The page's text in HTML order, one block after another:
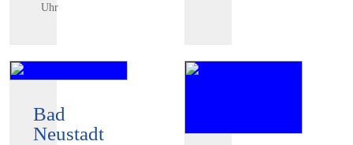
Uhr
Bad
Neustadt